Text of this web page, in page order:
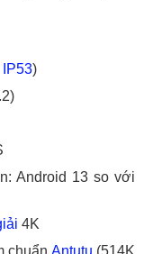
IP53)
Android 13 so với
4K